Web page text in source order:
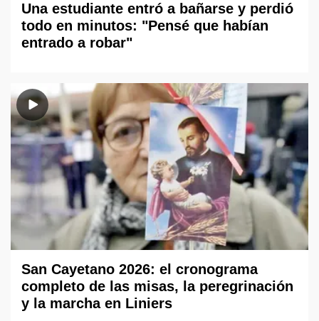
Una estudiante entró a bañarse y perdió
todo en minutos: "Pensé que habían
entrado a robar"
San Cayetano 2026: el cronograma
completo de las misas, la peregrinación
y la marcha en Liniers